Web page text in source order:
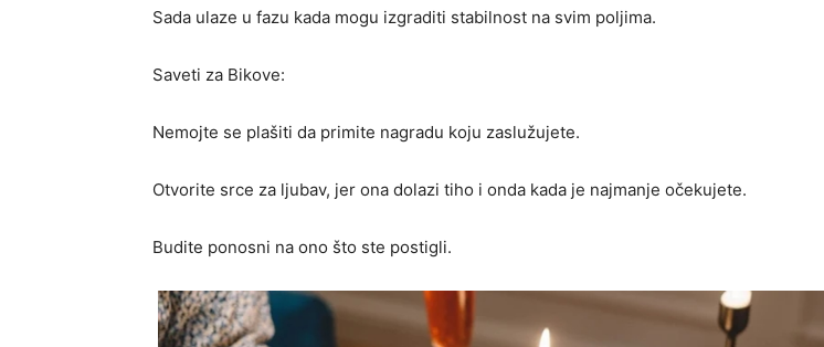
Sada ulaze u fazu kada mogu izgraditi stabilnost na svim poljima.
Saveti za Bikove:
Nemojte se plašiti da primite nagradu koju zaslužujete.
Otvorite srce za ljubav, jer ona dolazi tiho i onda kada je najmanje očekujete.
Budite ponosni na ono što ste postigli.